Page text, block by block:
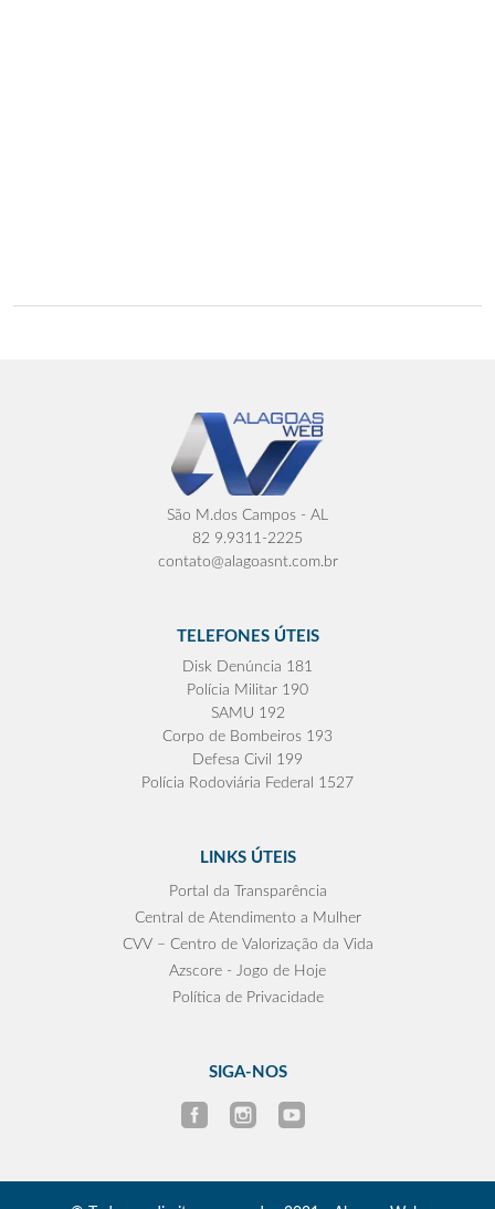
São M.dos Campos - AL
82 9.9311-2225
contato@alagoasnt.com.br
TELEFONES ÚTEIS
Disk Denúncia 181
Polícia Militar 190
SAMU 192
Corpo de Bombeiros 193
Defesa Civil 199
Polícia Rodoviária Federal 1527
LINKS ÚTEIS
Portal da Transparência
Central de Atendimento a Mulher
CVV – Centro de Valorização da Vida
Azscore - Jogo de Hoje
Política de Privacidade
SIGA-NOS